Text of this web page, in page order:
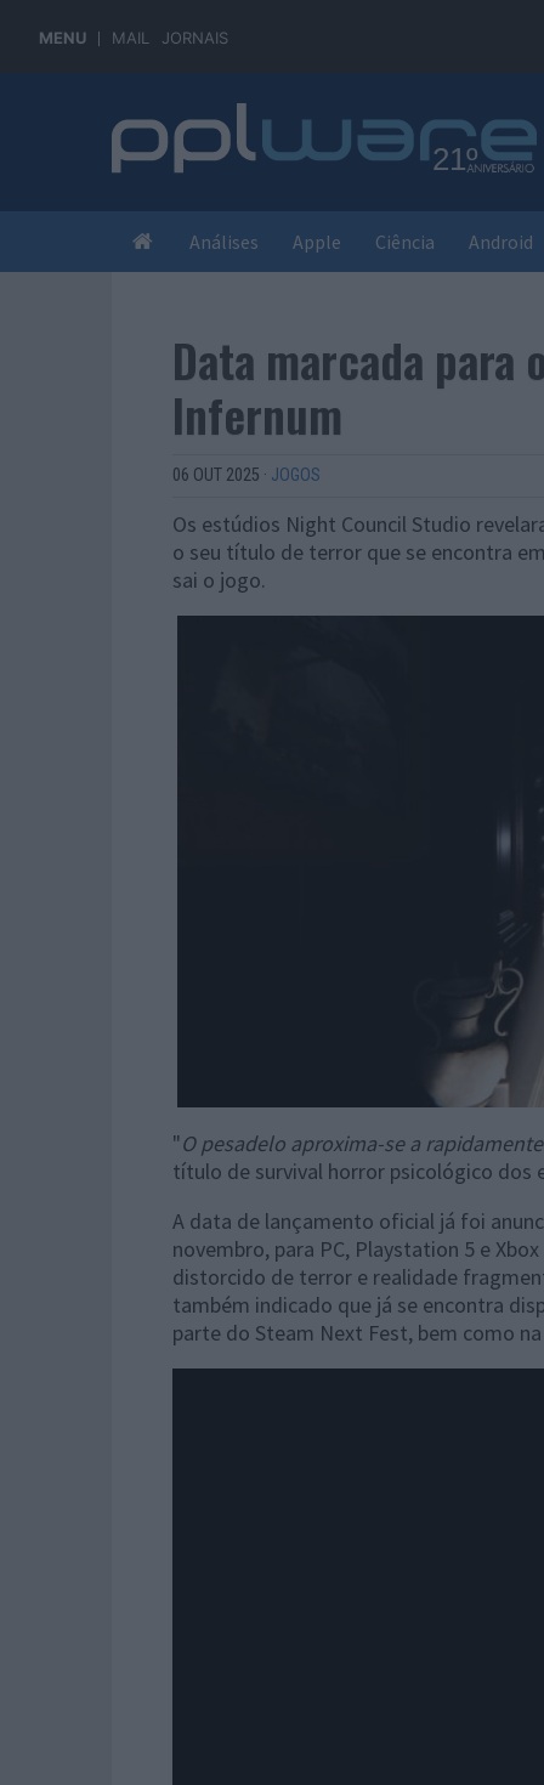
MENU MAIL JORNAIS
Análises Apple Ciência Android
Data marcada
Infernum
06 OUT 2025 · JOGOS
Os estúdios Night Council Studio
o seu título de terror que se encontra
sai o jogo.
"O pesadelo aproxima-se a
título de survival horror psicológico dos
A data de lançamento oficial já foi
novembro, para PC, Playstation 5 e
distorcido de terror e realidade
também indicado que já se encontra
parte do Steam Next Fest, bem como